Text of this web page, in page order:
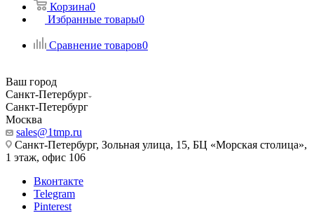
Корзина0
Избранные товары0
Сравнение товаров0
Ваш город
Санкт-Петербург
Санкт-Петербург
Москва
sales@1tmp.ru
Санкт-Петербург, Зольная улица, 15, БЦ «Морская столица»,
1 этаж, офис 106
Вконтакте
Telegram
Pinterest